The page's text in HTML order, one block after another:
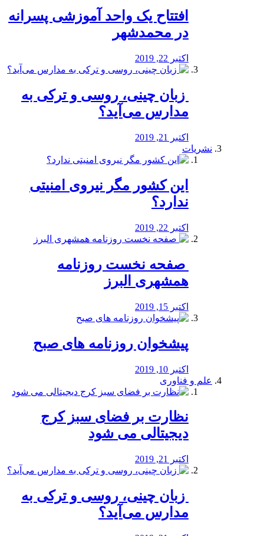
افتتاح یک واحد آموزشی پسرانه
در محمدشهر
اکتبر 22, 2019
️ زبان چینی، روسی و ترکی به
مدارس می‌آید؟
اکتبر 21, 2019
نشریات
این کشور مگر نیروی امنیتی
ندارد؟
اکتبر 22, 2019
️ صفحه نخست روزنامه‌
همشهری البرز
اکتبر 15, 2019
پیشخوان روزنامه های صبح
اکتبر 10, 2019
علم و فناوری
نظارت بر فضای سبز کرج
دیجیتالی می شود
اکتبر 21, 2019
️ زبان چینی، روسی و ترکی به
مدارس می‌آید؟